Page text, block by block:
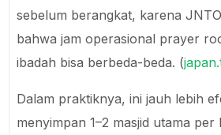
sebelum berangkat, karena
bahwa jam operasional prayer
ibadah bisa berbeda-beda. (
Dalam praktiknya, ini jauh lebih
menyimpan 1–2 masjid utama per